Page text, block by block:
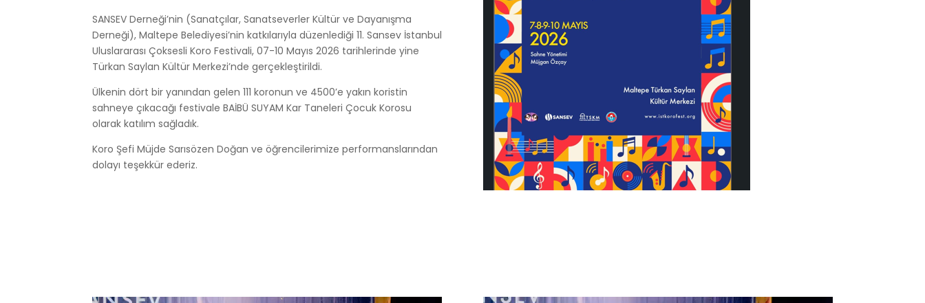
SANSEV Derneği’nin (Sanatçılar, Sanatseverler Kültür ve Dayanışma
Derneği), Maltepe Belediyesi’nin katkılarıyla düzenlediği 11. Sansev İstanbul
Uluslararası Çoksesli Koro Festivali, 07-10 Mayıs 2026 tarihlerinde yine
Türkan Saylan Kültür Merkezi’nde gerçekleştirildi.
Ülkenin dört bir yanından gelen 111 koronun ve 4500’e yakın koristin
sahneye çıkacağı festivale BAİBÜ SUYAM Kar Taneleri Çocuk Korosu
olarak katılım sağladık.
Koro Şefi Müjde Sarısözen Doğan ve öğrencilerimize performanslarından
dolayı teşekkür ederiz.